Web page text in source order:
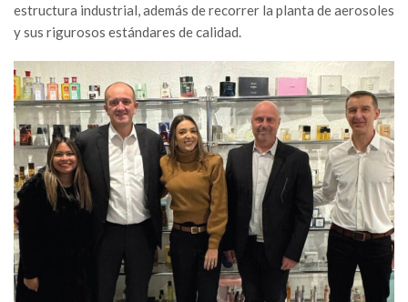
estructura industrial, además de recorrer la planta de aerosoles
y sus rigurosos estándares de calidad.